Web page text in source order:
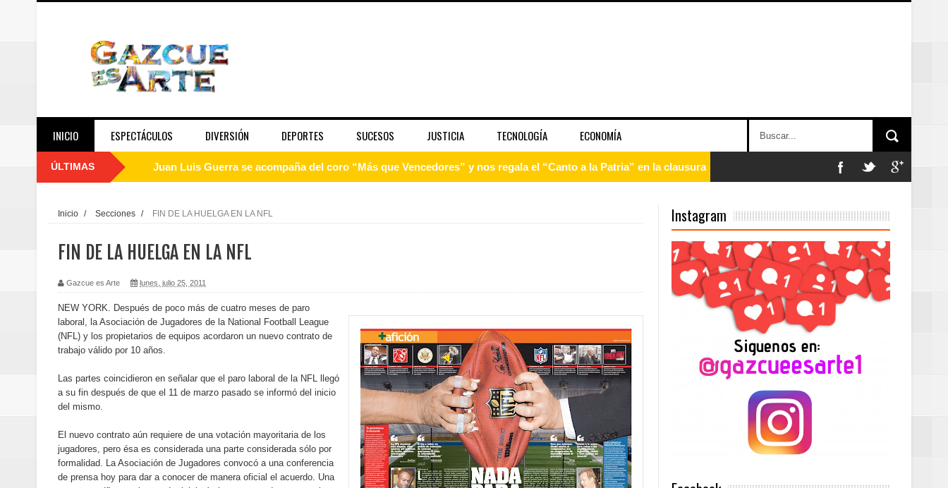
INICIO ESPECTÁCULOS DIVERSIÓN DEPORTES SUCESOS JUSTICIA TECNOLOGÍA ECONOMÍA
ÚLTIMAS Juan Luis Guerra se acompaña del coro “Más que Vencedores” y nos regala el “Canto a la Patria” en la clausura
Pavel Núñez y su Bipolarband deslumbran con una noche de fusiones e invitados de lujo en el Hard Rock Café
“Los Rechazados 2” llega a los cines impulsada por la franquicia dominicana más taquillera del 2025
Designan a Angelina Biviana Riveiro como vicepresidenta ejecutiva de Fiduciaria Reservas
Humano Seguros inaugura nueva localidad de Oficina Regional Este en La Romana
Banreservas destina RD$5,000 millones para emprendedoras en la segunda edición del Summit Mujer Pymes
Sexappeal celebra 25 años de trayectoria artística con nuevo álbum, renovación de su equipo y conciertos
Inicio / Secciones / FIN DE LA HUELGA EN LA NFL
FIN DE LA HUELGA EN LA NFL
Gazcue es Arte lunes, julio 25, 2011
NEW YORK. Después de poco más de cuatro meses de paro
laboral, la Asociación de Jugadores de la National Football League
(NFL) y los propietarios de equipos acordaron un nuevo contrato de
trabajo válido por 10 años.
Las partes coincidieron en señalar que el paro laboral de la NFL llegó
a su fin después de que el 11 de marzo pasado se informó del inicio
del mismo.
El nuevo contrato aún requiere de una votación mayoritaria de los
jugadores, pero ésa es considerada una parte considerada sólo por
formalidad. La Asociación de Jugadores convocó a una conferencia
de prensa hoy para dar a conocer de manera oficial el acuerdo. Una
Instagram